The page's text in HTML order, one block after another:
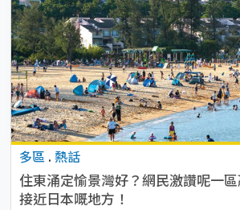
多區 . 熱話
住東涌定愉景灣好？網民激讚呢一
接近日本嘅地方！